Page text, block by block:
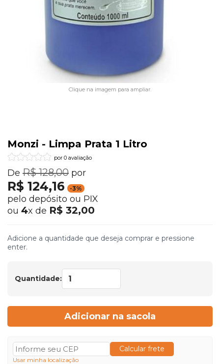
Clique na imagem para ampliar.
Monzi - Limpa Prata 1 Litro
por 0 avaliação
De R$ 128,00 por
R$ 124,16 -3%
pelo depósito ou PIX
ou 4x de R$ 32,00
Adicione a quantidade que deseja comprar e pressione
enter.
Quantidade:
Adicionar na sacola
Calcular frete
Usar minha localização